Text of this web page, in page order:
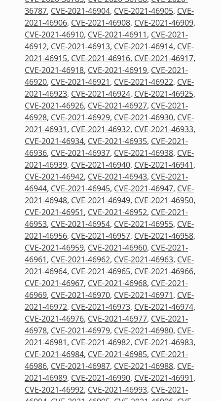
36787, CVE-2021-46904, CVE-2021-46905, CVE-
2021-46906, CVE-2021-46908, CVE-2021-46909,
CVE-2021-46910, CVE-2021-46911, CVE-2021-
46912, CVE-2021-46913, CVE-2021-46914, CVE-
2021-46915, CVE-2021-46916, CVE-2021-46917,
CVE-2021-46918, CVE-2021-46919, CVE-2021-
46920, CVE-2021-46921, CVE-2021-46922, CVE-
2021-46923, CVE-2021-46924, CVE-2021-46925,
CVE-2021-46926, CVE-2021-46927, CVE-2021-
46928, CVE-2021-46929, CVE-2021-46930, CVE-
2021-46931, CVE-2021-46932, CVE-2021-46933,
CVE-2021-46934, CVE-2021-46935, CVE-2021-
46936, CVE-2021-46937, CVE-2021-46938, CVE-
2021-46939, CVE-2021-46940, CVE-2021-46941,
CVE-2021-46942, CVE-2021-46943, CVE-2021-
46944, CVE-2021-46945, CVE-2021-46947, CVE-
2021-46948, CVE-2021-46949, CVE-2021-46950,
CVE-2021-46951, CVE-2021-46952, CVE-2021-
46953, CVE-2021-46954, CVE-2021-46955, CVE-
2021-46956, CVE-2021-46957, CVE-2021-46958,
CVE-2021-46959, CVE-2021-46960, CVE-2021-
46961, CVE-2021-46962, CVE-2021-46963, CVE-
2021-46964, CVE-2021-46965, CVE-2021-46966,
CVE-2021-46967, CVE-2021-46968, CVE-2021-
46969, CVE-2021-46970, CVE-2021-46971, CVE-
2021-46972, CVE-2021-46973, CVE-2021-46974,
CVE-2021-46976, CVE-2021-46977, CVE-2021-
46978, CVE-2021-46979, CVE-2021-46980, CVE-
2021-46981, CVE-2021-46982, CVE-2021-46983,
CVE-2021-46984, CVE-2021-46985, CVE-2021-
46986, CVE-2021-46987, CVE-2021-46988, CVE-
2021-46989, CVE-2021-46990, CVE-2021-46991,
CVE-2021-46992, CVE-2021-46993, CVE-2021-